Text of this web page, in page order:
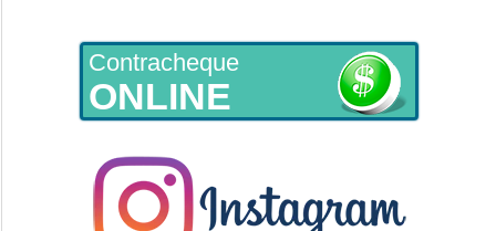
Contracheque
ONLINE